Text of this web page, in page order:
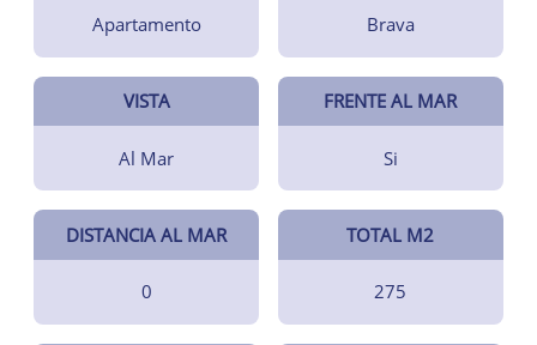
Apartamento Brava
VISTA
Al Mar
FRENTE AL MAR
Si
DISTANCIA AL MAR
0
TOTAL M2
275